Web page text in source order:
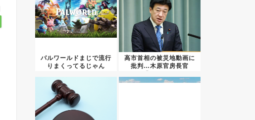
パルワールドまじで流行
りまくってるじゃん
高市首相の被災地動画に
批判…木原官房長官